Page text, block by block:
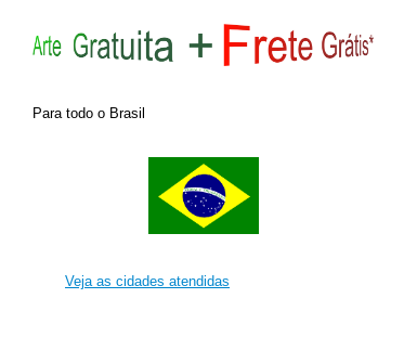
Para todo o Brasil
Veja as cidades atendidas